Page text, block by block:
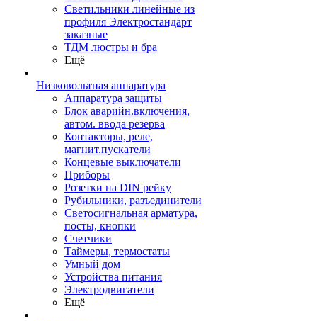
Светильники линейные из
профиля Электростандарт
заказные
ТДМ люстры и бра
Ещё
Низковольтная аппаратура
Аппаратура защиты
Блок аварийн.включения,
автом. ввода резерва
Контакторы, реле,
магнит.пускатели
Концевые выключатели
Приборы
Розетки на DIN рейку
Рубильники, разъединители
Светосигнальная арматура,
посты, кнопки
Счетчики
Таймеры, термостаты
Умный дом
Устройства питания
Электродвигатели
Ещё